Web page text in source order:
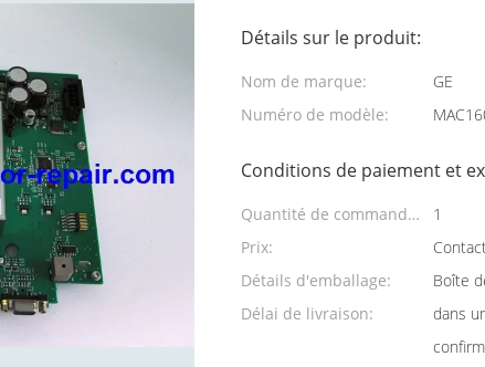
Détails sur le produit:
Nom de marque:
GE
Numéro de modèle:
Conditions de paiement et
Quantité de commande
min:
1
Prix:
Détails d'emballage:
Boîte
Délai de livraison:
dans